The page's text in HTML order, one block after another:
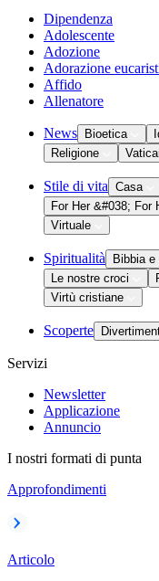
Dipendenza
Adolescente
Adozione
Adorazione
Affido
Allenatore
News Bioetica
Religione
Stile di vita Casa
For Her &#038; For
Virtuale
Spiritualità Bibbia
Le nostre croci
Virtù cristiane
Scoperte
Servizi
Newsletter
Applicazione
Annuncio
I nostri formati di punta
Approfondimenti
Articolo